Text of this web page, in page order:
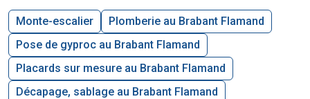
Monte-escalier
Plomberie au Brabant Flamand
Pose de gyproc au Brabant Flamand
Placards sur mesure au Brabant Flamand
Décapage, sablage au Brabant Flamand